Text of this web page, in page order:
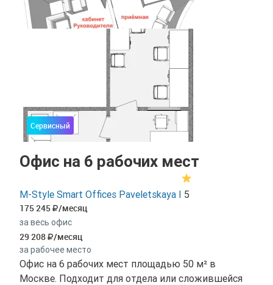
Сервисный
Офис на 6 рабочих мест
M-Style Smart Offices Paveletskaya I 5
175 245 /месяц
за весь офис
29 208 /месяц
за рабочее место
Офис на 6 рабочих мест площадью 50 м² в
Москве. Подходит для отдела или сложившейся